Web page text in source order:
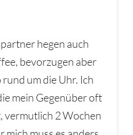
hegen auch
bevorzugen aber
um die Uhr. Ich
mein Gegenüber oft
vermutlich 2 Wochen